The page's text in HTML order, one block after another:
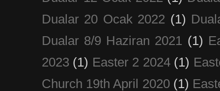
Dualar 20 Ocak 2022 (1)
Dualar 8/9 Haziran 2021 (1)
2023 (1) Easter 2 2024 (1)
Church 19th April 2020 (1)